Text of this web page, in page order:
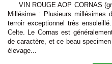
VIN ROUGE AOP CORNAS
Millésime : Plusieurs millésimes
terroir exceptionnel très
Celte. Le Cornas est
de caractère, et ce beau
élevage...